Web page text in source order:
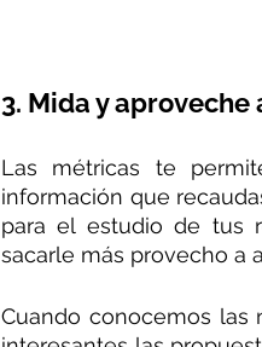
3. Mida y
Las métricas te
información que
para el estudio de tus
sacarle más provecho a
Cuando conocemos las